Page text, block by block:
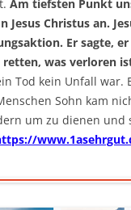
Am tiefsten Punkt
Jesus Christus an.
Er sagte,
was verloren
Tod kein Unfall war.
Sohn kam
um zu dienen und